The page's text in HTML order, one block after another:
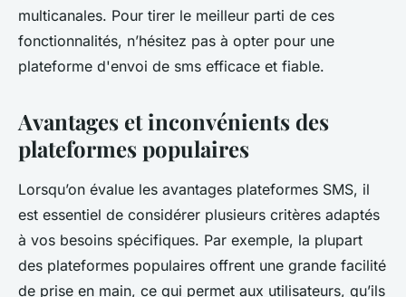
multicanales. Pour tirer le meilleur parti de ces
fonctionnalités, n’hésitez pas à opter pour une
plateforme d'envoi de sms efficace et fiable.
Avantages et inconvénients des
plateformes populaires
Lorsqu’on évalue les avantages plateformes SMS, il
est essentiel de considérer plusieurs critères adaptés
à vos besoins spécifiques. Par exemple, la plupart
des plateformes populaires offrent une grande facilité
de prise en main, ce qui permet aux utilisateurs, qu’ils